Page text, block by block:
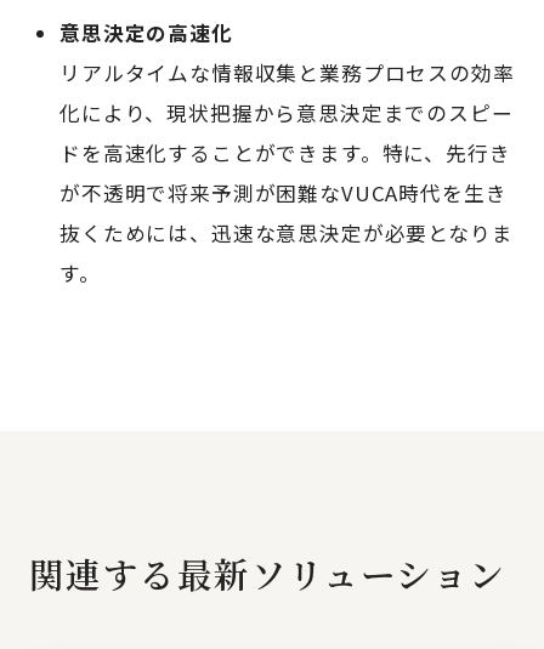
意思決定の高速化
リアルタイムな情報収集と業務プロセスの効率
化により、現状把握から意思決定までのスピー
ドを高速化することができます。特に、先行き
が不透明で将来予測が困難なVUCA時代を生き
抜くためには、迅速な意思決定が必要となりま
す。
関連する最新ソリューション